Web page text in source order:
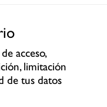
acceso,
limitación
de tus datos